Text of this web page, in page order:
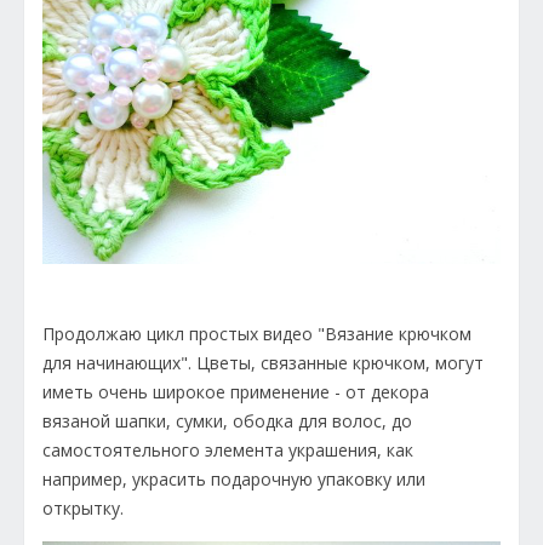
Продолжаю цикл простых видео "Вязание крючком
для начинающих". Цветы, связанные крючком, могут
иметь очень широкое применение - от декора
вязаной шапки, сумки, ободка для волос, до
самостоятельного элемента украшения, как
например, украсить подарочную упаковку или
открытку.